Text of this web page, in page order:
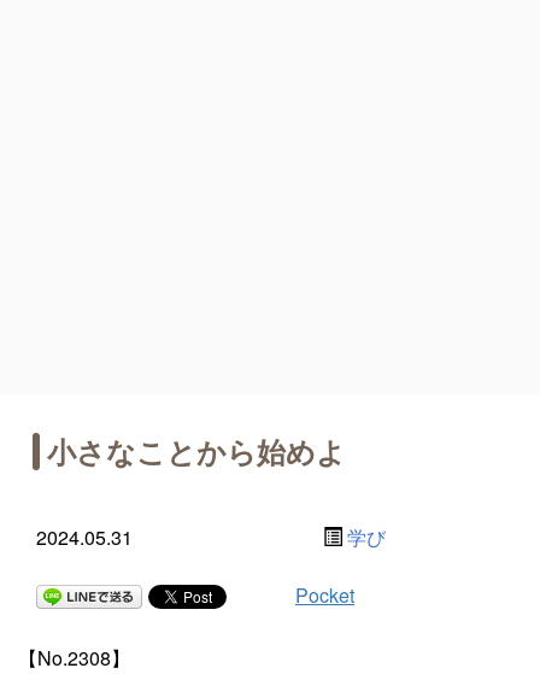
小さなことから始めよ
2024.05.31 学び
Pocket
【No.2308】